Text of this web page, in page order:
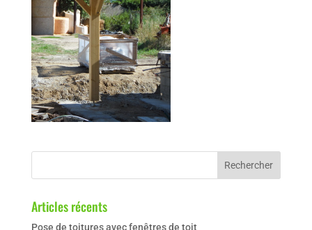
Articles récents
Pose de toitures avec fenêtres de toit